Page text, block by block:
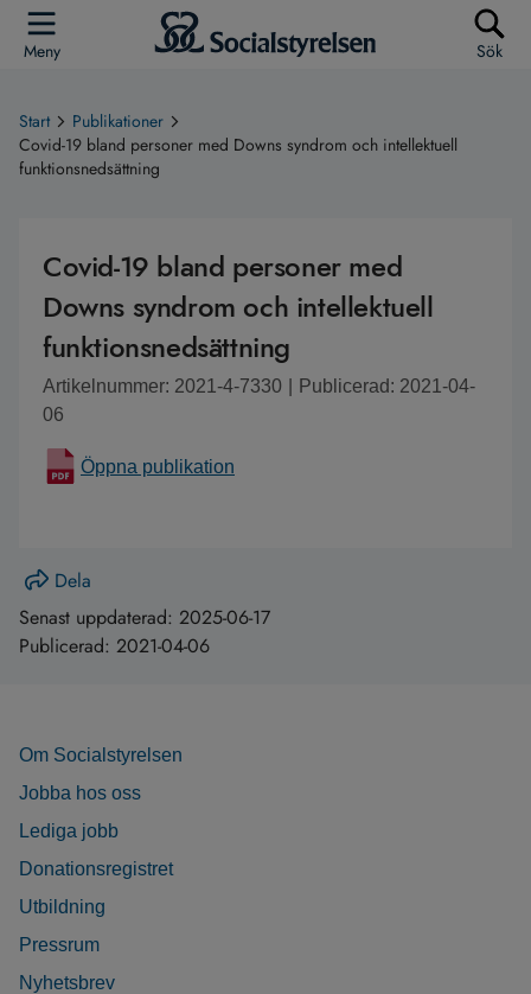
Meny Sök
Start
Publikationer
Covid-19 bland personer med Downs syndrom och intellektuell
funktionsnedsättning
Covid-19 bland personer med
Downs syndrom och intellektuell
funktionsnedsättning
Artikelnummer: 2021-4-7330
Publicerad: 2021-04-
06
Öppna publikation
Dela
Senast uppdaterad: 2025-06-17
Publicerad: 2021-04-06
Om Socialstyrelsen
Jobba hos oss
Lediga jobb
Donationsregistret
Utbildning
Pressrum
Nyhetsbrev